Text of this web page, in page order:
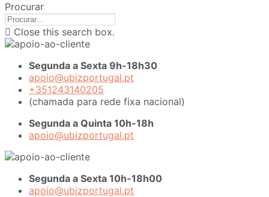
Procurar
Close this search box.
Segunda a Sexta 9h-18h30
apoio@ubizportugal.pt
+351243140205
(chamada para rede fixa nacional)
Segunda a Quinta 10h-18h
apoio@ubizportugal.pt
Segunda a Sexta 10h-18h00
apoio@ubizportugal.pt